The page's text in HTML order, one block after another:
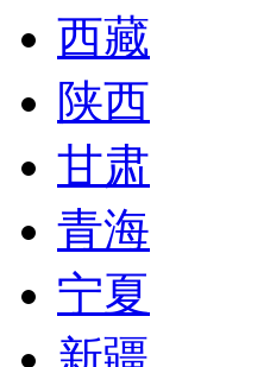
西藏
陕西
甘肃
青海
宁夏